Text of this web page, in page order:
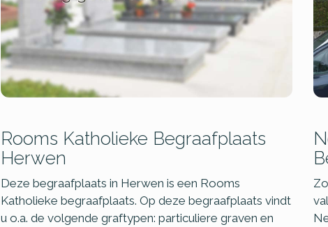
Rooms Katholieke Begraafplaats
Herwen
Deze begraafplaats in Herwen is een Rooms
Katholieke begraafplaats. Op deze begraafplaats vindt
u o.a. de volgende graftypen: particuliere graven en